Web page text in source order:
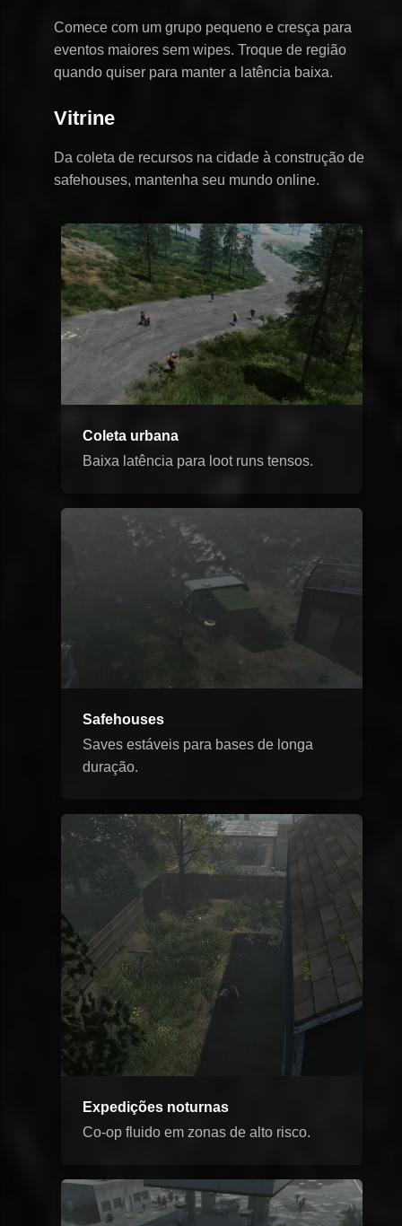
Comece com um grupo pequeno e cresça para
eventos maiores sem wipes. Troque de região
quando quiser para manter a latência baixa.
Vitrine
Da coleta de recursos na cidade à construção de
safehouses, mantenha seu mundo online.
Coleta urbana
Baixa latência para loot runs tensos.
Safehouses
Saves estáveis para bases de longa
duração.
Expedições noturnas
Co-op fluido em zonas de alto risco.